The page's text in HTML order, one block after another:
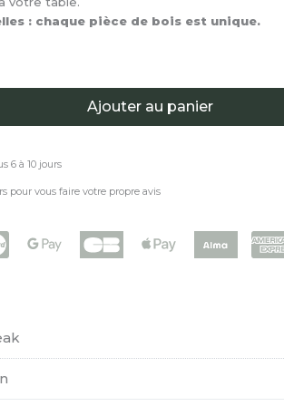
: chaque pièce de bois est unique.
Ajouter au panier
6 à 10 jours
pour vous faire votre propre avis